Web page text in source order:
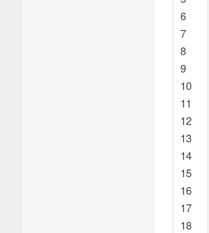
6
7
8
9
10
11
12
13
14
15
16
17
18